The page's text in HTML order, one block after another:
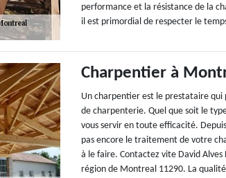
performance et la résistance de la
il est primordial de respecter le
Charpentier à
Un charpentier est le prestataire qui
de charpenterie. Quel que soit le
vous servir en toute efficacité.
pas encore le traitement de votre
à le faire. Contactez vite David
région de Montreal 11290. La